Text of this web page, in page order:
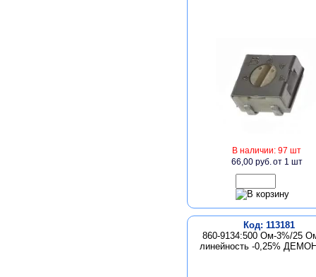
В наличии: 97 шт
66,00 руб.от 1 шт
Код: 113181
860-9134:500 Ом-3%/25
линейность -0,25%